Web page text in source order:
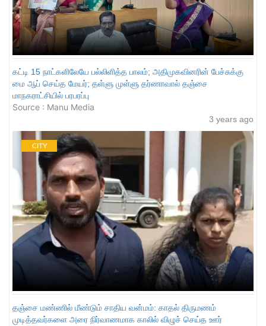
கட்டி 15 நாட்களிலேயே பல்லிளித்த பாலம்; அதிமுகவினரின் பேச்சுக்கு
மை ஆப் செய்த மேயர்; தள்ளு முள்ளு தர்ணாவால் தஞ்சை
மாநகராட்சியில் பரபரப்பு
Source : Manu Media
3 years ago
CITY
தஞ்சை மண்ணில் மீண்டும் சாதிய வன்மம்: காதல் திருமணம்
முடித்தவர்களை அரை நிர்வாணமாக காலில் விழுச் செய்த ஊர்